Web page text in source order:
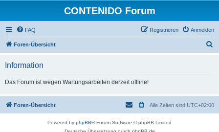
CONTENIDO Forum
FAQ Anmelden
Registrieren
Foren-Übersicht
Information
Das Forum ist wegen Wartungsarbeiten derzeit offline!
Foren-Übersicht Alle Zeiten sind UTC+02:00
Powered by phpBB® Forum Software © phpBB Limited